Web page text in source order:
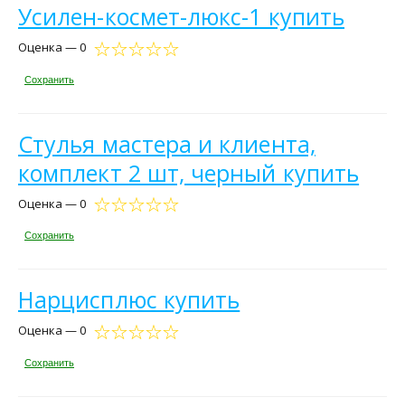
Усилен-космет-люкс-1 купить
Оценка — 0
Сохранить
Стулья мастера и клиента,
комплект 2 шт, черный купить
Оценка — 0
Сохранить
Нарцисплюс купить
Оценка — 0
Сохранить